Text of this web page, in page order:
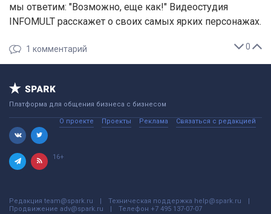
мы ответим: "Возможно, еще как!" Видеостудия
INFOMULT расскажет о своих самых ярких персонажах.
0
1 комментарий
Платформа для общения бизнеса с бизнесом
О проекте Проекты Реклама Связаться с редакцией
16+
Редакция team@spark.ru Техническая поддержка help@spark.ru
Продвижение adv@spark.ru Телефон +7 495 137-07-07